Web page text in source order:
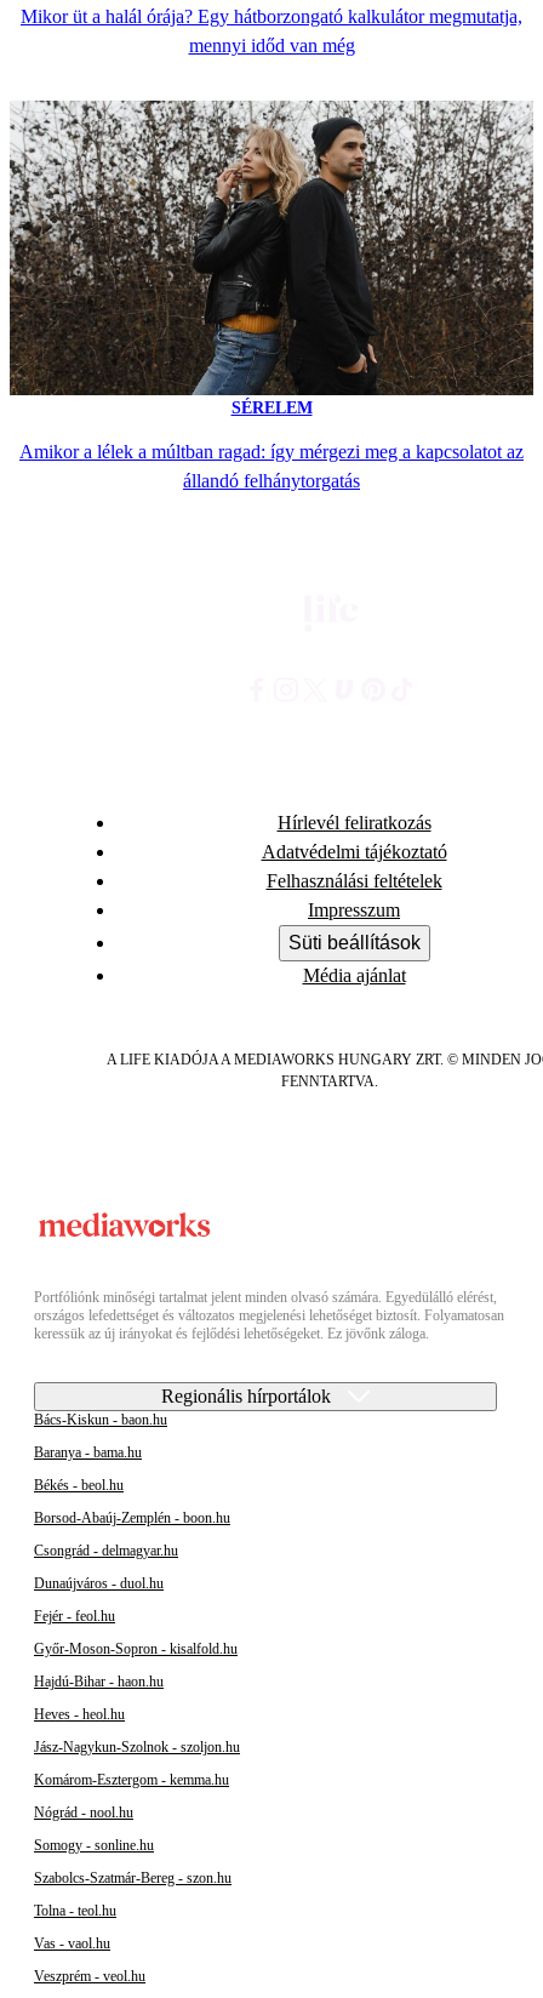
Mikor üt a halál órája? Egy hátborzongató kalkulátor megmutatja,
mennyi időd van még
SÉRELEM
Amikor a lélek a múltban ragad: így mérgezi meg a kapcsolatot az
állandó felhánytorgatás
Hírlevél feliratkozás
Adatvédelmi tájékoztató
Felhasználási feltételek
Impresszum
Süti beállítások
Média ajánlat
A LIFE KIADÓJA A MEDIAWORKS HUNGARY ZRT. © MINDEN
FENNTARTVA.
Portfóliónk minőségi tartalmat jelent minden olvasó számára. Egyedülálló elérést,
országos lefedettséget és változatos megjelenési lehetőséget biztosít. Folyamatosan
keressük az új irányokat és fejlődési lehetőségeket. Ez jövőnk záloga.
Regionális hírportálok
Bács-Kiskun - baon.hu
Baranya - bama.hu
Békés - beol.hu
Borsod-Abaúj-Zemplén - boon.hu
Csongrád - delmagyar.hu
Dunaújváros - duol.hu
Fejér - feol.hu
Győr-Moson-Sopron - kisalfold.hu
Hajdú-Bihar - haon.hu
Heves - heol.hu
Jász-Nagykun-Szolnok - szoljon.hu
Komárom-Esztergom - kemma.hu
Nógrád - nool.hu
Somogy - sonline.hu
Szabolcs-Szatmár-Bereg - szon.hu
Tolna - teol.hu
Vas - vaol.hu
Veszprém - veol.hu